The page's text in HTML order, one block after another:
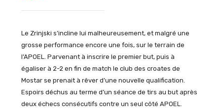
Le Zrinjski s’incline lui malheureusement, et malgré une
grosse performance encore une fois, sur le terrain de
l’APOEL. Parvenant à inscrire le premier but, puis à
égaliser à 2-2 en fin de match le club des croates de
Mostar se prenait à rêver d’une nouvelle qualification.
Espoirs déchus au terme d’un séance de tirs au but après
deux échecs consécutifs contre un seul côté APOEL.